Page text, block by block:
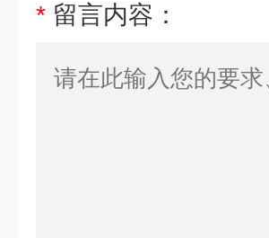
* 留言内容：